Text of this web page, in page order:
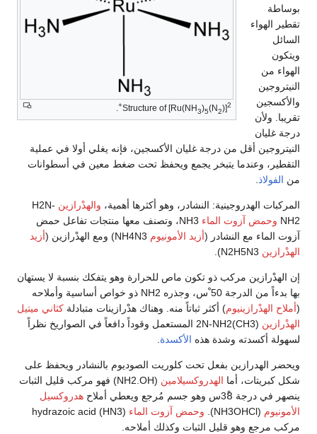
Structure of [Ru(NH3)5(N2)]2+
.
بوساطة
تقطير الهواء
السائل
ويتكون
الهواء من
النيتروجين
والأكسجين
تقريبا. ولأن
درجة غليان
النيتروجين أقل من درجة غليان الأكسجين، فإنه يغلي أولا في عملية
التقطير، وعندما يتبخر يجمع ويحفظ تحت ضغط معين في أسطوانات
من الفولاذ.
المركبات الهدروجينية: النشادر، وهو أكثرها أهمية، والهدْرازين H2N-
NH2 وحمض آزوت الماء
NH3، وتصنف معها منتجات تفاعل حمض
آزوت الماء مع النشادر (أزيد الأمونيوم
أزيد
الهدْرازين
إن الهدْرازين مركب ذو تكون ماص للحرارة وهو يتفكك بنسبة لا يستهان
بها بدءاً من الدرجة 50 ْس، وجذره NH2 ذو خواص أساسية وأملاحه
(أملاح الهدْرازينيوم) أكثر ثباتاً منه. وهناك هدْرازينات متبادلة كثاني ميتيل
الهدْرازين
(CH3)2N-NH2 المستعمل وقوداً دافعاً في الصواريخ نظراً
لسهولة أكسدته وشدة هذه الأكسدة.
ويحضر الهدرازين بفعل تحت كلوريت الصوديوم بالنشادر ويحفظ على
شكل كبريتات، أما الهدروكسيلامين
(NH2.OH) فهو مركب قليل الثبات
ينصهر في درجة 38ْس وهو جسم مُرجع ويعطي أملاح
هدروكسيل
الأمونيوم (NH3OHCl). وحمض آزوت الماء
(HN3) hydrazoic acid
مركب مرجع وهو قليل الثبات وكذلك أملاحه.